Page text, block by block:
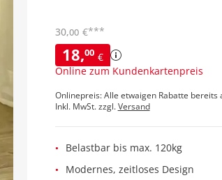
18,00 €
Online zum Kundenkartenpreis
30,00 €***
Onlinepreis: Alle etwaigen Rabatte bereits
Inkl. MwSt. zzgl.Versand
Belastbar bis max. 120kg
Modernes, zeitloses Design